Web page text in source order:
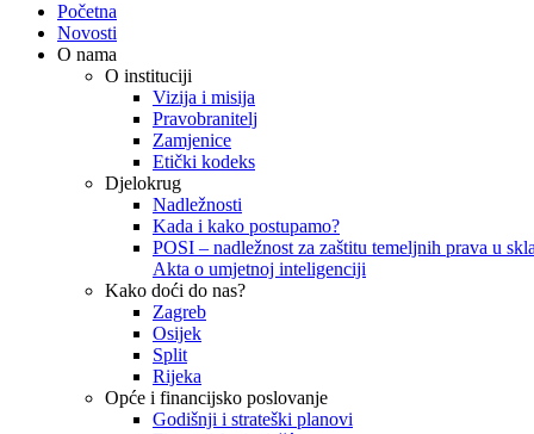
Početna
Novosti
O nama
O instituciji
Vizija i misija
Pravobranitelj
Zamjenice
Etički kodeks
Djelokrug
Nadležnosti
Kada i kako postupamo?
POSI – nadležnost za zaštitu temeljnih prava u
Akta o umjetnoj inteligenciji
Kako doći do nas?
Zagreb
Osijek
Split
Rijeka
Opće i financijsko poslovanje
Godišnji i strateški planovi